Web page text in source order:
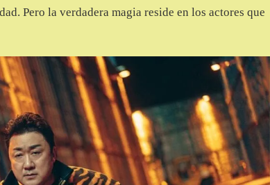
Pero la verdadera magia reside en los actores que